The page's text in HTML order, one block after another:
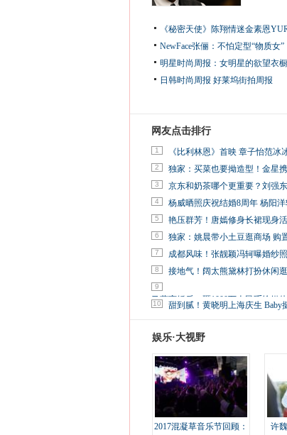
《秘密天使》陈翔情迷金素恩
NewFace张俪：不怕定型“物质女”
明星时尚周报：女明星的欲望衣橱
日韩时尚周报 好莱坞街拍周报
网友点击排行
1 《比利林恩》首映 章子怡范冰
2 独家：买菜也要拗造型！金星
3 京东和奶茶哪个更重要？刘强
4 杨威晒照庆祝结婚8周年 杨阳
5 艳压群芳！唐嫣修身长裙现身
6 独家：姚晨带小土豆逛商场 购
7 成都风味！张靓颖冯轲曝婚纱
8 接地气！阔太熊黛林打扮休闲
9
马蓉离婚后，砸1000万人民币给媒
10 甜到腻！黄晓明上海庆生 Baby
娱乐·大视野
2017混凝草音乐节回顾：
许